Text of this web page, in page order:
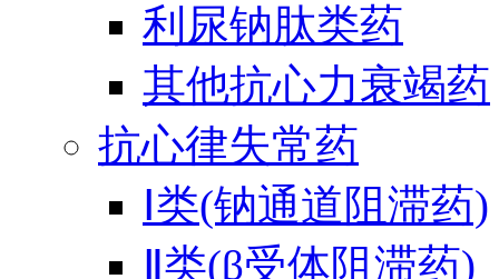
利尿钠肽类药
其他抗心力衰竭药
抗心律失常药
Ⅰ类(钠通道阻滞药)
Ⅱ类(β受体阻滞药)